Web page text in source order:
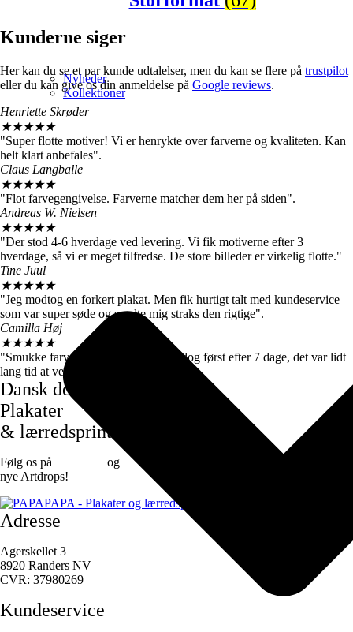
Nyheder
Kollektioner
Kunderne siger
Her kan du se et par kunde udtalelser, men du kan se flere på trustpilot
eller du kan give os din anmeldelse på Google reviews.
Henriette Skrøder
★★★★★
"Super flotte motiver! Vi er henrykte over farverne og kvaliteten. Kan
helt klart anbefales".
Claus Langballe
★★★★★
"Flot farvegengivelse. Farverne matcher dem her på siden".
Andreas W. Nielsen
★★★★★
"Der stod 4-6 hverdage ved levering. Vi fik motiverne efter 3
hverdage, så vi er meget tilfredse. De store billeder er virkelig flotte."
Tine Juul
★★★★★
"Jeg modtog en forkert plakat. Men fik hurtigt talt med kundeservice
som var super søde og sendte mig straks den rigtige".
Camilla Høj
★★★★★
"Smukke farver og motiver, de kom dog først efter 7 dage, det var lidt
lang tid at vente".
Dansk design
Plakater
& lærredsprint
Følg os på og instagram
nye Artdrops!
Adresse
Agerskellet 3
8920 Randers NV
CVR: 37980269
Kundeservice